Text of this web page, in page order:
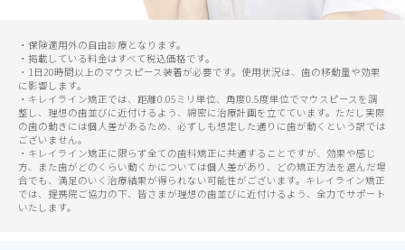
・保険適用外の自由診療となります。
・掲載している料金はすべて税込価格です。
・1日20時間以上のマウスピース装着が必要です。使用状況は、歯の移動量や効果
に影響します。
・キレイライン矯正では、距離0.05ミリ単位、角度0.5度単位でマウスピースを調
整し、理想の歯並びに近付けるよう、綿密に治療計画を立てています。ただし実際
の歯の動きには個人差があるため、必ずしも想定した通りに歯が動くという訳では
ございません。
・キレイライン矯正に限らず全ての歯科矯正に共通することですが、効果や感じ
方、また歯がどのくらい動くかについては個人差があり、どの矯正方法を選んだ場
合でも、満足のいく治療結果が得られない可能性がございます。キレイライン矯正
では、提携院ご協力の下、皆さまが理想の歯並びに近付けるよう、全力でサポート
いたします。